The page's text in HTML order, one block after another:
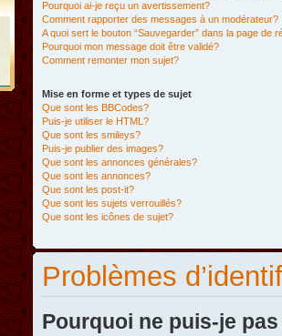
Pourquoi ai-je reçu un avertissement?
Comment rapporter des messages à un modérateur?
A quoi sert le bouton “Sauvegarder” dans la page de
Pourquoi mon message doit être validé?
Comment remonter mon sujet?
Mise en forme et types de sujet
Que sont les BBCodes?
Puis-je utiliser le HTML?
Que sont les smileys?
Puis-je publier des images?
Que sont les annonces générales?
Que sont les annonces?
Que sont les post-it?
Que sont les sujets verrouillés?
Que sont les icônes de sujet?
Problèmes
Pourquoi ne puis-je